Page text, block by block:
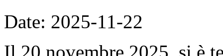
Date: 2025-11-22
Il 20 novembre 2025, si è